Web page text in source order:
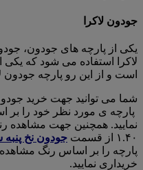
جودون لاکرا
یکی از پارچه های جودون،
لاکرا استفاده می شود که
است و از این رو پارچه
شما می توانید جهت خرید
پارچه ی مورد نظر خود را
نمایید. همچنین جهت مشاهده
۱.۴۰ از قسمت
جودون نخ پنبه
پارچه را بر اساس رنگ
خریداری نمایید.